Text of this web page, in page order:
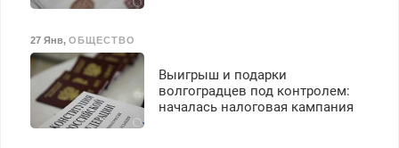
27 Янв, ОБЩЕСТВО
Выигрыш и подарки
волгоградцев под контролем:
началась налоговая кампания